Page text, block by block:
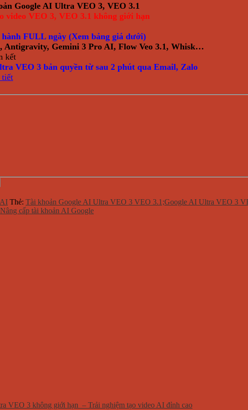
Google AI Ultra VEO 3, VEO 3.1
video VEO 3, VEO 3.1 không giới hạn
hành FULL ngày (Xem bảng giá dưới)
Antigravity, Gemini 3 Pro AI, Flow Veo 3.1, Whisk…
kết
VEO 3 bản quyền từ sau 2 phút qua Email, Zalo
tiết
Thẻ: Tài khoản Google AI Ultra VEO 3 VEO 3.1;Google AI Ultra VEO 3
cấp tài khoản AI Google
VEO 3 không giới hạn – Trải nghiệm tạo video AI đỉnh cao